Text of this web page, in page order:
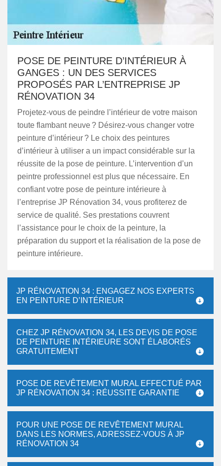
POSE DE PEINTURE D’INTÉRIEUR À
GANGES : UN DES SERVICES
PROPOSÉS PAR L’ENTREPRISE JP
RÉNOVATION 34
Projetez-vous de peindre l’intérieur de votre maison
toute flambant neuve ? Désirez-vous changer votre
peinture d’intérieur ? Le choix des peintures
d’intérieur à utiliser a un impact considérable sur la
réussite de la pose de peinture. L’intervention d’un
peintre professionnel est plus que nécessaire. En
confiant votre pose de peinture intérieure à
l’entreprise JP Rénovation 34, vous profiterez de
service de qualité. Ses prestations couvrent
l’assistance pour le choix de la peinture, la
préparation du support et la réalisation de la pose de
peinture intérieure.
JP RÉNOVATION 34 : ENGAGEZ NOS EXPERTS
EN PEINTURE D’INTÉRIEUR
CHEZ JP RÉNOVATION 34, LES DEVIS DE POSE
DE PEINTURE INTÉRIEURE SONT ÉLABORÉS
GRATUITEMENT
POSE DE REVÊTEMENT MURAL EFFECTUÉ PAR
JP RÉNOVATION 34 : RÉUSSITE GARANTIE
POUR UNE POSE DE REVÊTEMENT MURAL
DANS LES NORMES, ADRESSEZ-VOUS À JP
RÉNOVATION 34